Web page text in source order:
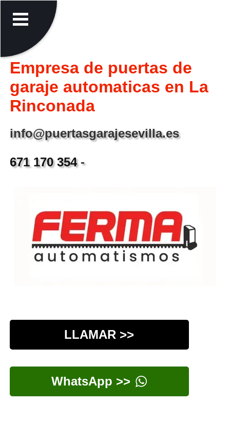
Empresa de puertas de
garaje automaticas en La
Rinconada
info@puertasgarajesevilla.es
671 170 354-
LLAMAR >>
WhatsApp >>